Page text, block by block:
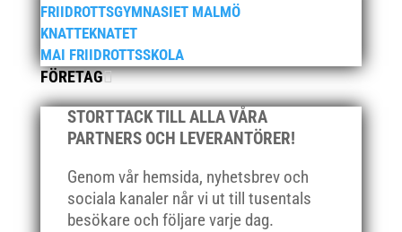
FRIIDROTTSGYMNASIET MALMÖ
KNATTEKNATET
MAI FRIIDROTTSSKOLA
FÖRETAG
STORT TACK TILL ALLA VÅRA
PARTNERS OCH LEVERANTÖRER!
Genom vår hemsida, nyhetsbrev och
sociala kanaler når vi ut till tusentals
besökare och följare varje dag.
december 2021
november 2021
oktober 2021
september 2021
juni 2021
maj 2021
april 2021
mars 2021
februari 2021